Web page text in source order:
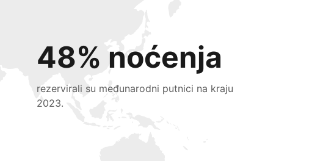
48% noćenja
rezervirali su međunarodni putnici na kraju
2023.